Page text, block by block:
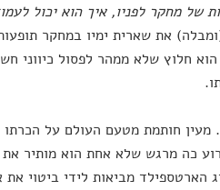
של מחקר לפניו, איך הוא יכול
את שארית ימיו במחקר
חלוץ שלא ממהר לפסול כיווני
מעין חותמת מטעם העולם על
כה מרגש שלא אחת הוא מותיר את
מביאות לידי ביטוי את